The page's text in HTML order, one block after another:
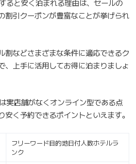
ると安く泊まれる理由は、セールの
割引クーポンが豊富なことが挙げられ
割などさまざまな条件に適応できるク
、上手に活用してお得に泊まりましょ
実店舗がなくオンライン型である点
安く予約できるポイントといえます。
フリーワード目的地日付人数ホテルラ
ンク